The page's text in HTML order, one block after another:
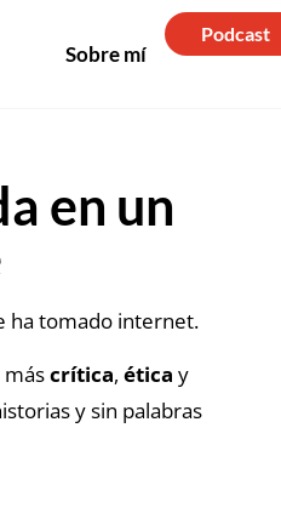
Sobre mí
Podcast
en un
ha tomado internet.
máscrítica, ética y
y sin palabras